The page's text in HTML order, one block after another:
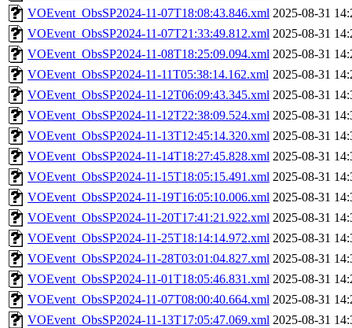
VOEvent_ObsSP2024-11-07T18:08:43.846.xml 2025-08-31
VOEvent_ObsSP2024-11-07T21:33:49.812.xml 2025-08-31
VOEvent_ObsSP2024-11-08T18:25:09.094.xml 2025-08-31
VOEvent_ObsSP2024-11-11T05:38:14.162.xml 2025-08-31
VOEvent_ObsSP2024-11-12T06:09:43.345.xml 2025-08-31
VOEvent_ObsSP2024-11-12T22:38:09.524.xml 2025-08-31
VOEvent_ObsSP2024-11-13T12:45:14.320.xml 2025-08-31
VOEvent_ObsSP2024-11-14T18:27:45.828.xml 2025-08-31
VOEvent_ObsSP2024-11-15T18:05:15.491.xml 2025-08-31
VOEvent_ObsSP2024-11-19T16:05:10.006.xml 2025-08-31
VOEvent_ObsSP2024-11-20T17:41:21.922.xml 2025-08-31
VOEvent_ObsSP2024-11-25T18:14:14.972.xml 2025-08-31
VOEvent_ObsSP2024-11-28T03:01:04.827.xml 2025-08-31
VOEvent_ObsSP2024-11-01T18:05:46.831.xml 2025-08-31
VOEvent_ObsSP2024-11-07T08:00:40.664.xml 2025-08-31
VOEvent_ObsSP2024-11-13T17:05:47.069.xml 2025-08-31